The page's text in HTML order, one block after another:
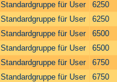
Standardgruppe für User
6250
Standardgruppe für User
6250
Standardgruppe für User
6500
Standardgruppe für User
6500
Standardgruppe für User
6750
Standardgruppe für User
6750